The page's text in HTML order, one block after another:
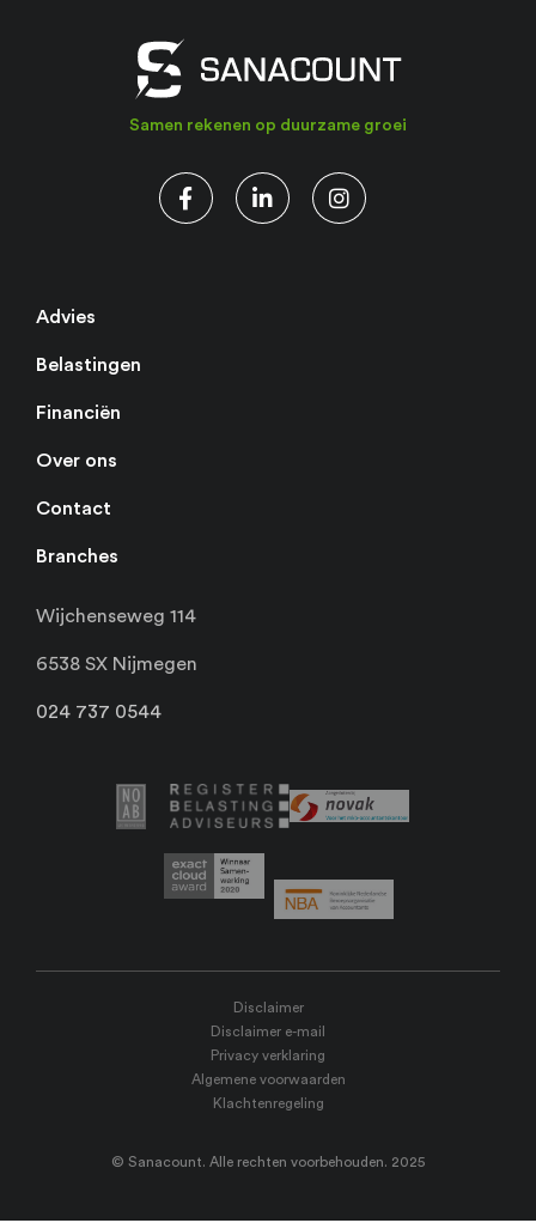
Samen rekenen op duurzame groei
Advies
Belastingen
Financiën
Over ons
Contact
Branches
Wijchenseweg 114
6538 SX Nijmegen
024 737 0544
Disclaimer
Disclaimer e-mail
Privacy verklaring
Algemene voorwaarden
Klachtenregeling
© Sanacount. Alle rechten voorbehouden. 2025